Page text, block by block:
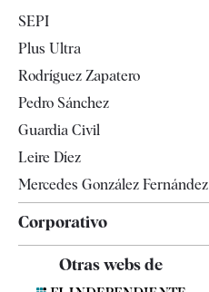
Televisión
SEPI
Plus Ultra
Rodríguez Zapatero
Pedro Sánchez
Guardia Civil
Leire Díez
Mercedes González Fernández
Corporativo
Contacto
Otras webs de